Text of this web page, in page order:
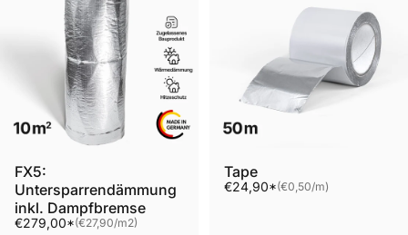
FX5:
Untersparrendämmung
inkl. Dampfbremse
€279,00*
Unit price(€27,90/
per m2)
Tape
€24,90*
Unit price(€0,50/
per m)